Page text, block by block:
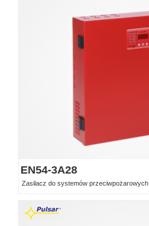
EN54-3A28
Zasilacz do systemów przeciwpożarowych